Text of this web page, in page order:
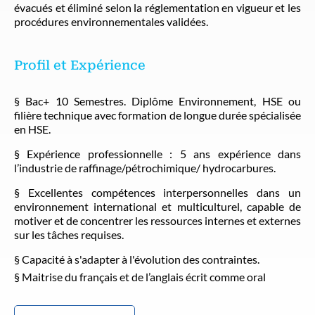
évacués et éliminé selon la réglementation en vigueur et les
procédures environnementales validées.
Profil et Expérience
§ Bac+ 10 Semestres. Diplôme Environnement, HSE ou
filière technique avec formation de longue durée spécialisée
en HSE.
§ Expérience professionnelle : 5 ans expérience dans
l’industrie de raffinage/pétrochimique/ hydrocarbures.
§ Excellentes compétences interpersonnelles dans un
environnement international et multiculturel, capable de
motiver et de concentrer les ressources internes et externes
sur les tâches requises.
§ Capacité à s'adapter à l'évolution des contraintes.
§ Maitrise du français et de l’anglais écrit comme oral